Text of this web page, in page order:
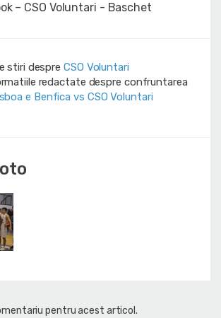
– CSO Voluntari - Baschet
stiri despre CSO Voluntari
redactate despre confruntarea
e Benfica vs CSO Voluntari
pentru acest articol.